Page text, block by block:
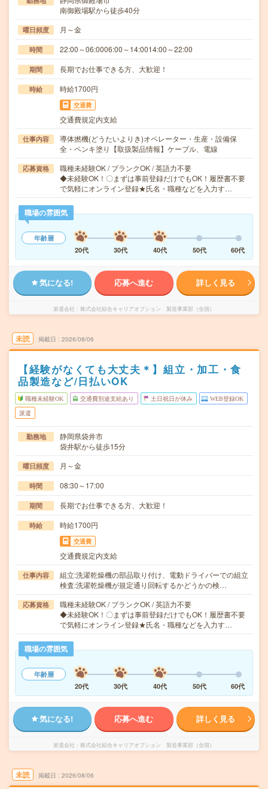
南御殿場駅から徒歩40分
曜日頻度 月～金
時間 22:00～06:0006:00～14:0014:00～22:00
期間 長期でお仕事できる方、大歓迎！
時給 時給1700円
交通費
交通費規定内支給
仕事内容
導体撚機(どうたいよりき)オペレーター・生産・設備保
全・ペンキ塗り【取扱製品情報】ケーブル、電線
応募資格
職種未経験OK / ブランクOK / 英語力不要
◆未経験OK！〇まずは事前登録だけでもOK！履歴書不要
で気軽にオンライン登録★氏名・職種などを入力す…
職場の雰囲気
年齢層
20代
30代 40代 50代 60代
気になる! 応募へ進む 詳しく見る
派遣会社 株式会社綜合キャリアオプション 製造事業部（全国）
未読 掲載日 2026/08/06
【経験がなくても大丈夫＊】組立・加工・食
品製造など/日払いOK
職種未経験OK 交通費別途支給あり 土日祝日が休み WEB登録OK
派遣
勤務地
静岡県袋井市
袋井駅から徒歩15分
曜日頻度 月～金
時間 08:30～17:00
期間 長期でお仕事できる方、大歓迎！
時給 時給1700円
交通費
交通費規定内支給
仕事内容
組立:洗濯乾燥機の部品取り付け、電動ドライバーでの組立
検査:洗濯乾燥機が規定通り回転するかどうかの検…
応募資格
職種未経験OK / ブランクOK / 英語力不要
◆未経験OK！〇まずは事前登録だけでもOK！履歴書不要
で気軽にオンライン登録★氏名・職種などを入力す…
職場の雰囲気
年齢層
20代
30代 40代 50代 60代
気になる! 応募へ進む 詳しく見る
派遣会社 株式会社綜合キャリアオプション 製造事業部（全国）
未読 掲載日 2026/08/06